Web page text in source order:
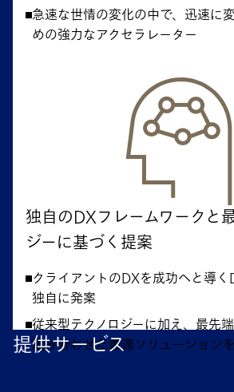
急速な世情の変化の中で、迅速に
めの強力なアクセラレーター
独自のDXフレームワークと
ジーに基づく提案
クライアントのDXを成功へと導
独自に発案
従来型テクノロジーに加え、最先
組み合わせた最適ソリューション
提供サービス